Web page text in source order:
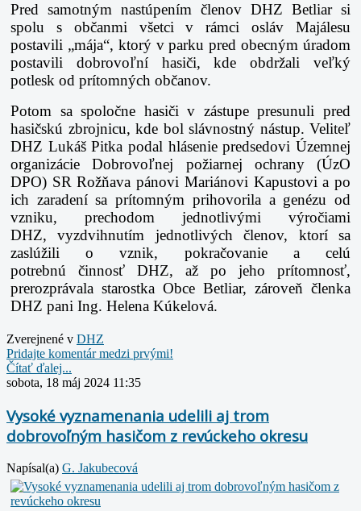
Pred samotným nastúpením členov DHZ Betliar si
spolu s občanmi všetci v rámci osláv Majálesu
postavili „mája“, ktorý v parku pred obecným úradom
postavili dobrovoľní hasiči,kde obdržali veľký
potlesk od prítomných občanov.
Potom sa spoločne hasiči v zástupe presunuli pred
hasičskú zbrojnicu, kde bol slávnostný nástup. Veliteľ
DHZ Lukáš Pitka podal hlásenie predsedovi Územnej
organizácie Dobrovoľnej požiarnej ochrany (ÚzO
DPO) SR Rožňava pánovi Mariánovi Kapustovi a po
ich zaradení saprítomným prihovorila a genézu od
vzniku, prechodom jednotlivými výročiami
DHZ,vyzdvihnutím jednotlivých členov, ktorí sa
zaslúžili o vznik, pokračovanie a celú
potrebnú činnosť DHZ, až po jeho prítomnosť,
prerozprávala starostka Obce Betliar, zároveň členka
DHZ pani Ing. Helena Kúkelová.
Zverejnené v DHZ
Pridajte komentár medzi prvými!
Čítať ďalej...
sobota, 18 máj 2024 11:35
Vysoké vyznamenania udelili aj trom
dobrovoľným hasičom z revúckeho okresu
Napísal(a) G. Jakubecová